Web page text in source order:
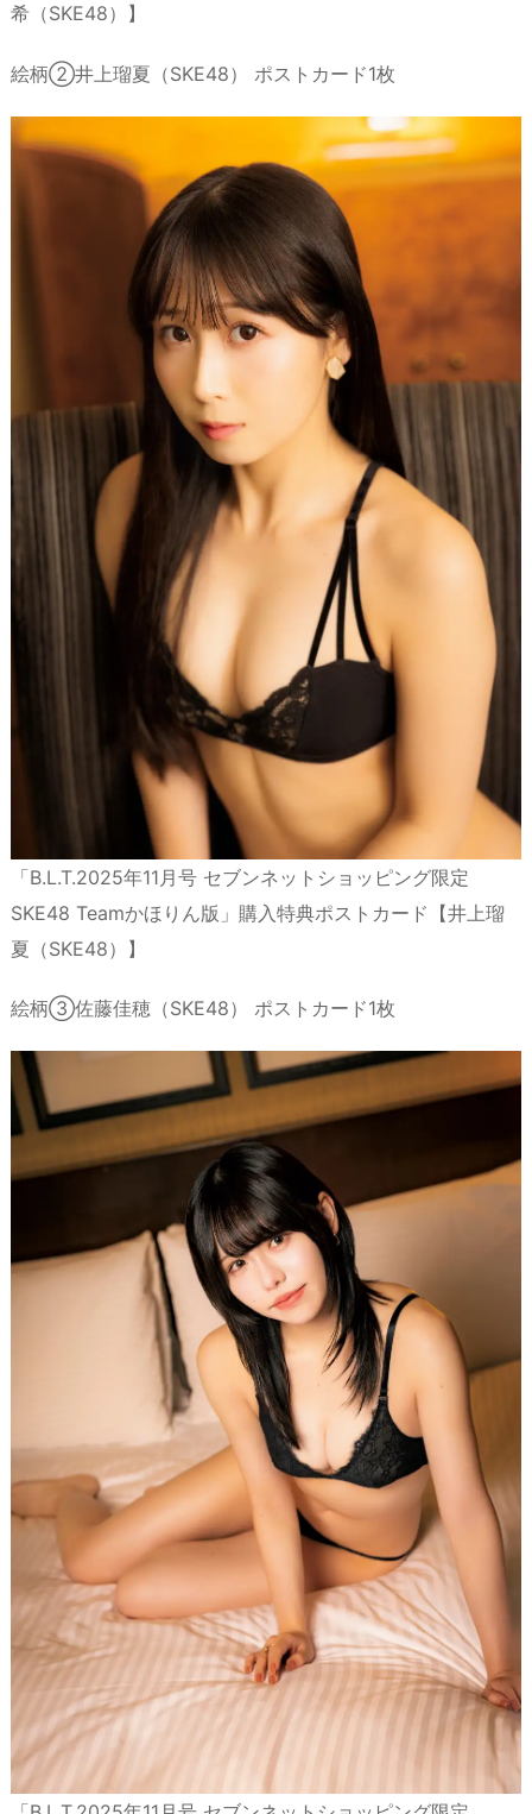
希（SKE48）】
絵柄②井上瑠夏（SKE48） ポストカード1枚
「B.L.T.2025年11月号 セブンネットショッピング限定
SKE48 Teamかほりん版」購入特典ポストカード【井上瑠
夏（SKE48）】
絵柄③佐藤佳穂（SKE48） ポストカード1枚